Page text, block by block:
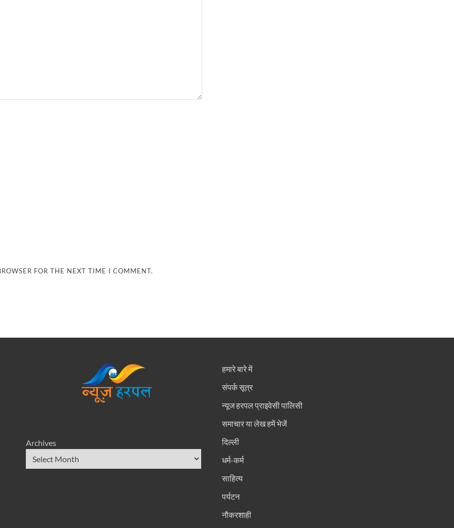
FOR THE NEXT TIME I COMMENT.
Archives
हमारे बारे में
संपर्क सूत्र
न्यूज हरपल प्राइवेसी पालिसी
समाचार या लेख हमें भेजें
दिल्ली
धर्म-कर्म
साहित्य
पर्यटन
नौकरशाही